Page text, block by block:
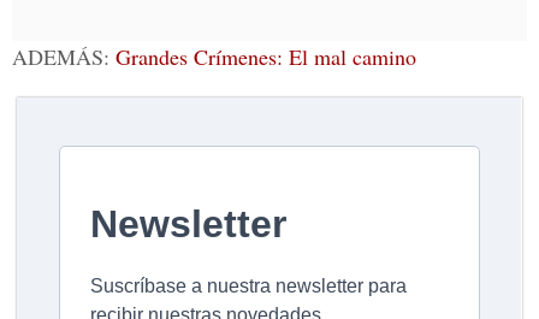
ADEMÁS: Grandes Crímenes: El mal camino